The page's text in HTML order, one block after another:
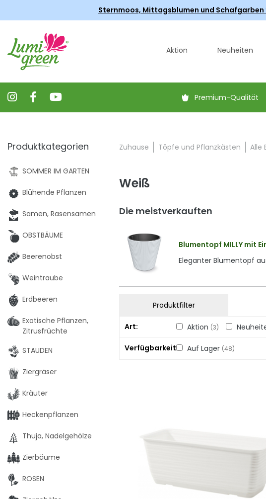
Sternmoos, Mittagsblumen und Schafgarben
Aktion Neuheiten
Premium-Qualität
Zuhause Töpfe und Pflanzkästen Alle
Weiß
Die meistverkauften
Blumentopf MILLY mit
Eleganter Blumentopf
Produktfilter
Art Aktion (3)
Verfügbarkeit Auf Lager (48)
Produktkategorien
SOMMER IM GARTEN
Blühende Pflanzen
Samen, Rasensamen
OBSTBÄUME
Beerenobst
Weintraube
Erdbeeren
Exotische Pflanzen,
Zitrusfrüchte
STAUDEN
Ziergräser
Kräuter
Heckenpflanzen
Thuja, Nadelgehölze
Zierbäume
ROSEN